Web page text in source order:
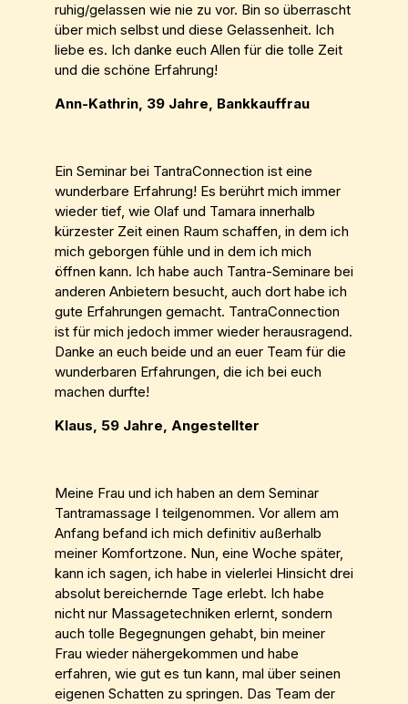
ruhig/gelassen wie nie zu vor. Bin so überrascht
über mich selbst und diese Gelassenheit. Ich
liebe es. Ich danke euch Allen für die tolle Zeit
und die schöne Erfahrung!
Ann-Kathrin, 39 Jahre, Bankkauffrau
Ein Seminar bei TantraConnection ist eine
wunderbare Erfahrung! Es berührt mich immer
wieder tief, wie Olaf und Tamara innerhalb
kürzester Zeit einen Raum schaffen, in dem ich
mich geborgen fühle und in dem ich mich
öffnen kann. Ich habe auch Tantra-Seminare bei
anderen Anbietern besucht, auch dort habe ich
gute Erfahrungen gemacht. TantraConnection
ist für mich jedoch immer wieder herausragend.
Danke an euch beide und an euer Team für die
wunderbaren Erfahrungen, die ich bei euch
machen durfte!
Klaus, 59 Jahre, Angestellter
Meine Frau und ich haben an dem Seminar
Tantramassage I teilgenommen. Vor allem am
Anfang befand ich mich definitiv außerhalb
meiner Komfortzone. Nun, eine Woche später,
kann ich sagen, ich habe in vielerlei Hinsicht drei
absolut bereichernde Tage erlebt. Ich habe
nicht nur Massagetechniken erlernt, sondern
auch tolle Begegnungen gehabt, bin meiner
Frau wieder nähergekommen und habe
erfahren, wie gut es tun kann, mal über seinen
eigenen Schatten zu springen. Das Team der